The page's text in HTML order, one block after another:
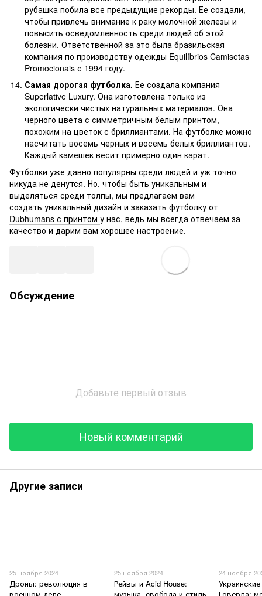
рубашка побила все предыдущие рекорды. Ее создали,
чтобы привлечь внимание к раку молочной железы и
повысить осведомленность среди людей об этой
болезни. Ответственной за это была бразильская
компания по производству одежды Equilíbrios Camisetas
Promocionais с 1994 году.
Самая дорогая футболка. Ее создала компания
Superlative Luxury. Она изготовлена только из
экологически чистых натуральных материалов. Она
черного цвета с симметричным белым принтом,
похожим на цветок с бриллиантами. На футболке можно
насчитать восемь черных и восемь белых бриллиантов.
Каждый камешек весит примерно один карат.
Футболки уже давно популярны среди людей и уж точно
никуда не денутся. Но, чтобы быть уникальным и
выделяться среди толпы, мы предлагаем вам
создать уникальный дизайн и заказать футболку от
Dubhumans с принтом у нас, ведь мы всегда отвечаем за
качество и дарим вам хорошее настроение.
Обсуждение
Добавьте первый отзыв
Новый комментарий
Другие записи
25 ноября 2024
Дроны: революция в
25 ноября 2024
Рейвы и Acid House:
24 ноября